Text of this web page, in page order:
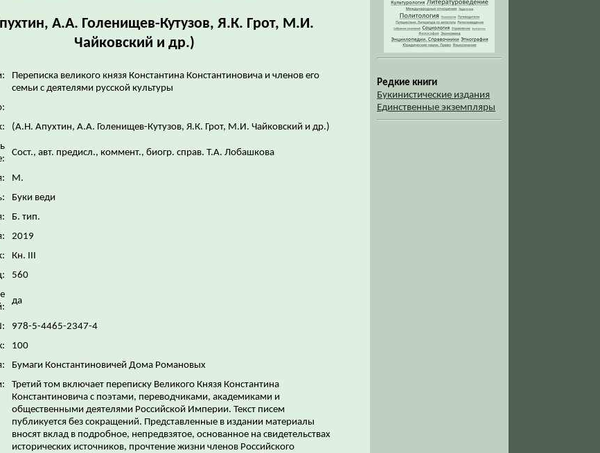
А.А. Голенищев-Кутузов, Я.К. Грот, М.И.
Чайковский и др.)
Переписка великого князя Константина Константиновича и членов его
семьи с деятелями русской культуры
(А.Н. Апухтин, А.А. Голенищев-Кутузов, Я.К. Грот, М.И. Чайковский и др.)
Сост., авт. предисл., коммент., биогр. справ. Т.А. Лобашкова
М.
Буки веди
Б. тип.
2019
Кн. III
560
да
978-5-4465-2347-4
100
Бумаги Константиновичей Дома Романовых
Третий том включает переписку Великого Князя Константина
Константиновича с поэтами, переводчиками, академиками и
общественными деятелями Российской Империи. Текст писем
публикуется без сокращений. Представленные в издании материалы
вносят вклад в подробное, непредвзятое, основанное на свидетельствах
исторических источников, прочтение жизни членов Российского
Редкие книги
Букинистические издания
Единственные экземпляры